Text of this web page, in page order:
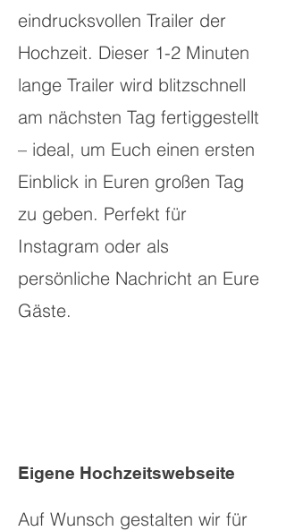
eindrucksvollen Trailer der
Hochzeit. Dieser 1-2 Minuten
lange Trailer wird blitzschnell
am nächsten Tag fertiggestellt
– ideal, um Euch einen ersten
Einblick in Euren großen Tag
zu geben. Perfekt für
Instagram oder als
persönliche Nachricht an Eure
Gäste.
Eigene Hochzeitswebseite
Auf Wunsch gestalten wir für